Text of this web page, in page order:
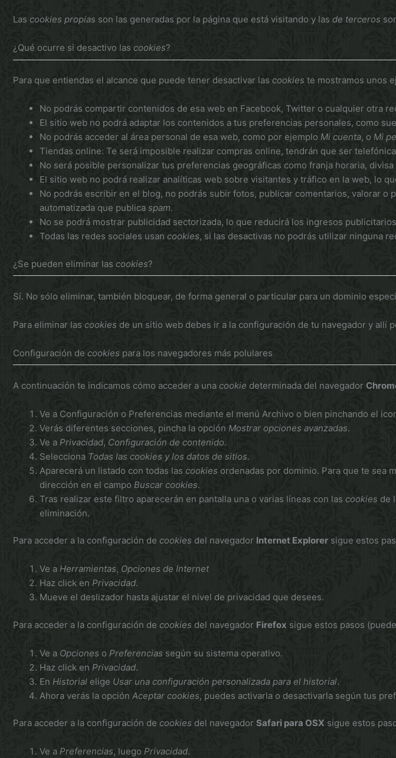
Las cookies propias son las generadas por la página que está visitando y las de terceros
¿Qué ocurre si desactivo las cookies?
Para que entiendas el alcance que puede tener desactivar las cookies te mostramos unos
No podrás compartir contenidos de esa web en Facebook, Twitter o cualquier otra
El sitio web no podrá adaptar los contenidos a tus preferencias personales, como
No podrás acceder al área personal de esa web, como por ejemplo Mi cuenta, o Mi
Tiendas online: Te será imposible realizar compras online, tendrán que ser
No será posible personalizar tus preferencias geográficas como franja horaria, divisa
El sitio web no podrá realizar analíticas web sobre visitantes y tráfico en la web, lo
No podrás escribir en el blog, no podrás subir fotos, publicar comentarios, valorar
automatizada que publica spam.
No se podrá mostrar publicidad sectorizada, lo que reducirá los ingresos
Todas las redes sociales usan cookies, si las desactivas no podrás utilizar ninguna
¿Se pueden eliminar las cookies?
Sí. No sólo eliminar, también bloquear, de forma general o particular para un dominio
Para eliminar las cookies de un sitio web debes ir a la configuración de tu navegador y allí
Configuración de cookies para los navegadores más polulares
A continuación te indicamos cómo acceder a una cookie determinada del navegador
Ve a Configuración o Preferencias mediante el menú Archivo o bien pinchando el
Verás diferentes secciones, pincha la opción Mostrar opciones avanzadas.
Ve a Privacidad, Configuración de contenido.
Selecciona Todas las cookies y los datos de sitios.
Aparecerá un listado con todas las cookies ordenadas por dominio. Para que te sea
dirección en el campo Buscar cookies.
Tras realizar este filtro aparecerán en pantalla una o varias líneas con las cookies de
eliminación.
Para acceder a la configuración de cookies del navegador Internet Explorer sigue estos
Ve a Herramientas, Opciones de Internet
Haz click en Privacidad.
Mueve el deslizador hasta ajustar el nivel de privacidad que desees.
Para acceder a la configuración de cookies del navegador Firefox sigue estos pasos
Ve a Opciones o Preferencias según su sistema operativo.
Haz click en Privacidad.
En Historial elige Usar una configuración personalizada para el historial.
Ahora verás la opción Aceptar cookies, puedes activarla o desactivarla según tus
Para acceder a la configuración de cookies del navegador Safari para OSX sigue estos
Ve a Preferencias, luego Privacidad.